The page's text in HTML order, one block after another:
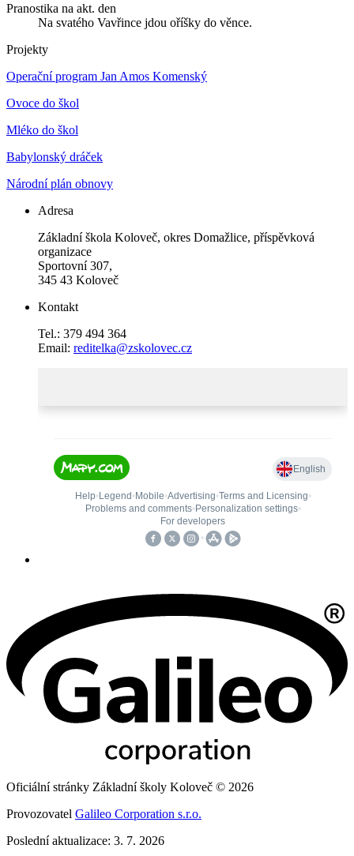
Pranostika na akt. den
Na svatého Vavřince jdou oříšky do věnce.
Projekty
Operační program Jan Amos Komenský
Ovoce do škol
Mléko do škol
Babylonský dráček
Národní plán obnovy
Adresa
Základní škola Koloveč, okres Domažlice, příspěvková
organizace
Sportovní 307,
345 43 Koloveč
Kontakt
Tel.: 379 494 364
Email: reditelka@zskolovec.cz
Oficiální stránky Základní školy Koloveč © 2026
Provozovatel Galileo Corporation s.r.o.
Poslední aktualizace: 3. 7. 2026